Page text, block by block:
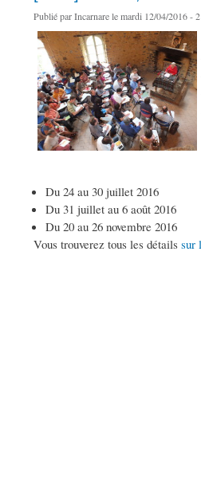
Publié parIncarnarele mardi 12/04/2016 -
Du 24 au 30 juillet 2016
Du 31 juillet au 6 août 2016
Du 20 au 26 novembre 2016
Vous trouverez tous les détails sur